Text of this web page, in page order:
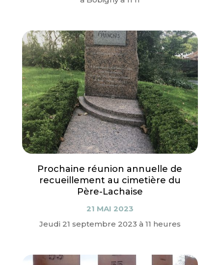
Prochaine réunion annuelle de
recueillement au cimetière du
Père-Lachaise
21 MAI 2023
Jeudi 21 septembre 2023 à 11 heures